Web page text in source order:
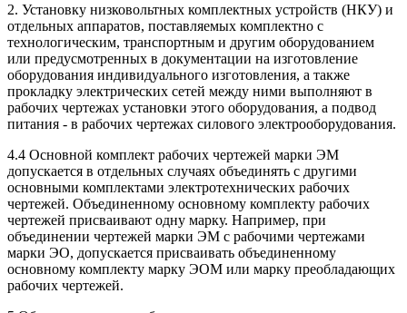
2. Установку низковольтных комплектных устройств (НКУ) и
отдельных аппаратов, поставляемых комплектно с
технологическим, транспортным и другим оборудованием
или предусмотренных в документации на изготовление
оборудования индивидуального изготовления, а также
прокладку электрических сетей между ними выполняют в
рабочих чертежах установки этого оборудования, а подвод
питания - в рабочих чертежах силового электрооборудования.
4.4 Основной комплект рабочих чертежей марки ЭМ
допускается в отдельных случаях объединять с другими
основными комплектами электротехнических рабочих
чертежей. Объединенному основному комплекту рабочих
чертежей присваивают одну марку. Например, при
объединении чертежей марки ЭМ с рабочими чертежами
марки ЭО, допускается присваивать объединенному
основному комплекту марку ЭОМ или марку преобладающих
рабочих чертежей.